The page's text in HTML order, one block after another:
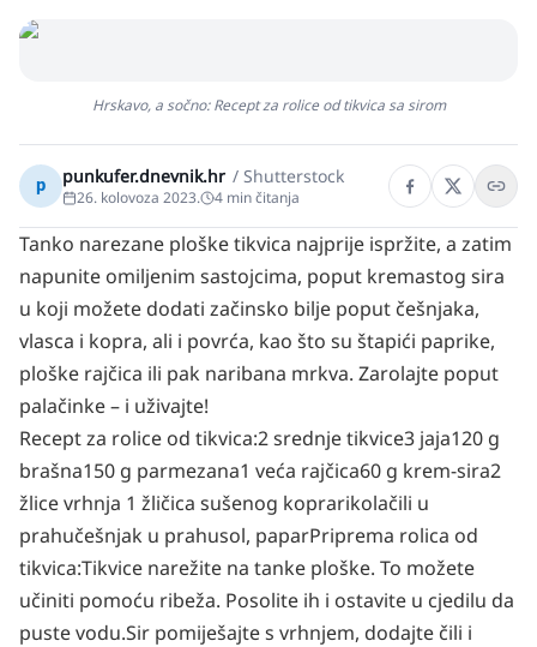
Osmrtnice
Hrskavo, a sočno: Recept za rolice od tikvica sa sirom
p punkufer.dnevnik.hr / Shutterstock
26. kolovoza 2023. 4 min čitanja
Tanko narezane ploške tikvica najprije ispržite, a zatim
napunite omiljenim sastojcima, poput kremastog sira
u koji možete dodati začinsko bilje poput češnjaka,
vlasca i kopra, ali i povrća, kao što su štapići paprike,
ploške rajčica ili pak naribana mrkva. Zarolajte poput
palačinke – i uživajte!
Recept za rolice od tikvica:2 srednje tikvice3 jaja120 g
brašna150 g parmezana1 veća rajčica60 g krem-sira2
žlice vrhnja 1 žličica sušenog koprarikolačili u
prahučešnjak u prahusol, paparPriprema rolica od
tikvica:Tikvice narežite na tanke ploške. To možete
učiniti pomoću ribeža. Posolite ih i ostavite u cjedilu da
puste vodu.Sir pomiješajte s vrhnjem, dodajte čili i